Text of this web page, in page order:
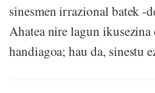
sinesmen irrazional batek -
Ahatea nire lagun ikusezina
handiagoa; hau da, sinestu